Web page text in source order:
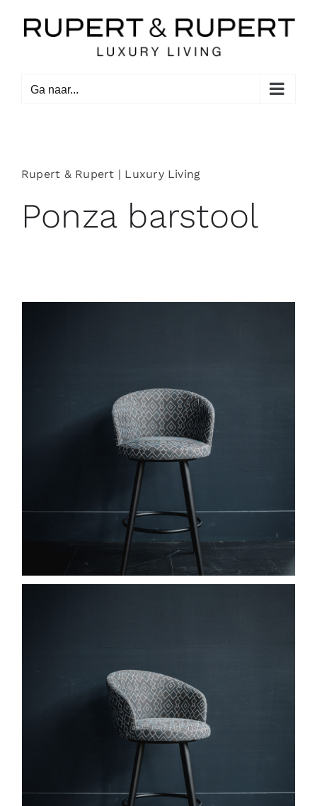
Ga naar...
Rupert & Rupert | Luxury Living
Ponza barstool